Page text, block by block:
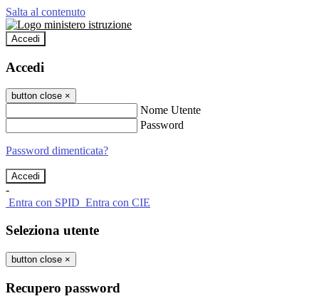
Salta al contenuto
Accedi
Accedi
button close ×
Nome Utente
Password
Password dimenticata?
-
Entra con SPID Entra con CIE
Seleziona utente
button close ×
Recupero password